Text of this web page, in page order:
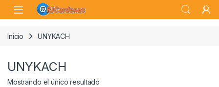
Skip to navigation
Skip to content
Open
Inicio UNYKACH
UNYKACH
Mostrando el único resultado